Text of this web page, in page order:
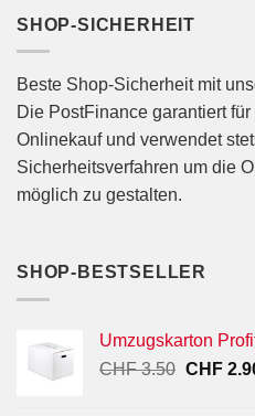
SHOP-SICHERHEIT
Beste Shop-Sicherheit mit
Die PostFinance garantiert
Onlinekauf und verwendet
Sicherheitsverfahren um die
möglich zu gestalten.
SHOP-BESTSELLER
Umzugskarton
CHF3.50 CHF